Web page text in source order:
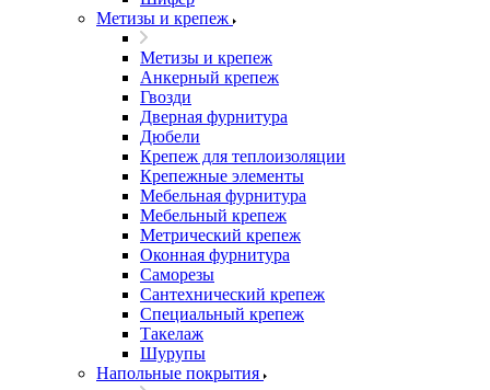
Метизы и крепеж
Метизы и крепеж
Анкерный крепеж
Гвозди
Дверная фурнитура
Дюбели
Крепеж для теплоизоляции
Крепежные элементы
Мебельная фурнитура
Мебельный крепеж
Метрический крепеж
Оконная фурнитура
Саморезы
Сантехнический крепеж
Специальный крепеж
Такелаж
Шурупы
Напольные покрытия